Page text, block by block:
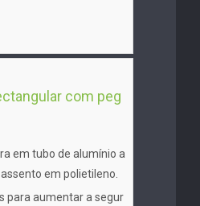
com peg
em tubo de alumínio a
em polietileno.
para aumentar a segur